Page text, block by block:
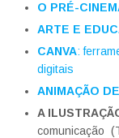
O PRÉ-
ARTE E
CANVA:
digitais
ANIMAÇÃO
A
comunicação